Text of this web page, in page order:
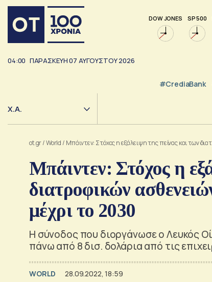
DOW JONES SP 500
04:00 ΠΑΡΑΣΚΕΥΗ07 ΑΥΓΟΥΣΤΟΥ2026
#CrediaBank
Χ.Α.
ot.gr/World / Μπάιντεν: Στόχος η εξάλειψη της πείνας και των
Μπάιντεν: Στόχος η
διατροφικών
μέχρι το 2030
Η σύνοδος που διοργάνωσε ο Λευκός
πάνω από 8 δισ. δολάρια από τις
WORLD 28.09.2022, 18:59